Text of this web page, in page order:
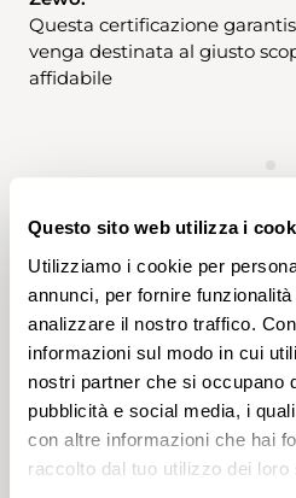
Questo sito web utilizza i
Utilizziamo i cookie per
annunci, per fornire
analizzare il nostro traffico.
informazioni sul modo in cui
nostri partner che si occupano
pubblicità e social media, i
con altre informazioni che hai
raccolto dal tuo utilizzo dei loro
Questa certificazione
venga destinata al giusto
affidabile
DONAZIONI IN
DONAZIONI IN CASO DI DECESSO